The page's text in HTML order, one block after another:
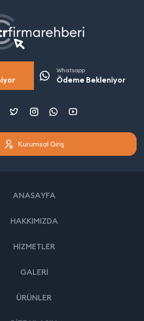
Whatsapp
Ödeme Bekleniyor
Kurumsal Giriş
ANASAYFA
HAKKIMIZDA
HİZMETLER
GALERİ
ÜRÜNLER